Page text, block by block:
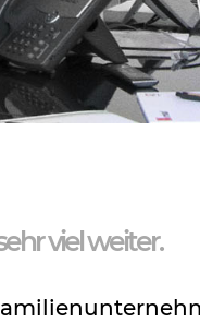
viel weiter.